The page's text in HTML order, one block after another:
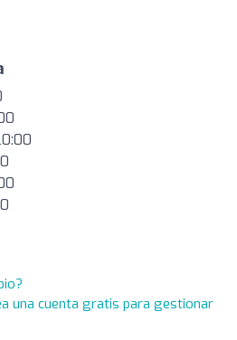
una cuenta gratis para gestionar